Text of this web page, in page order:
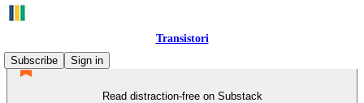
Transistori
Subscribe
Sign in
Read distraction-free on Substack